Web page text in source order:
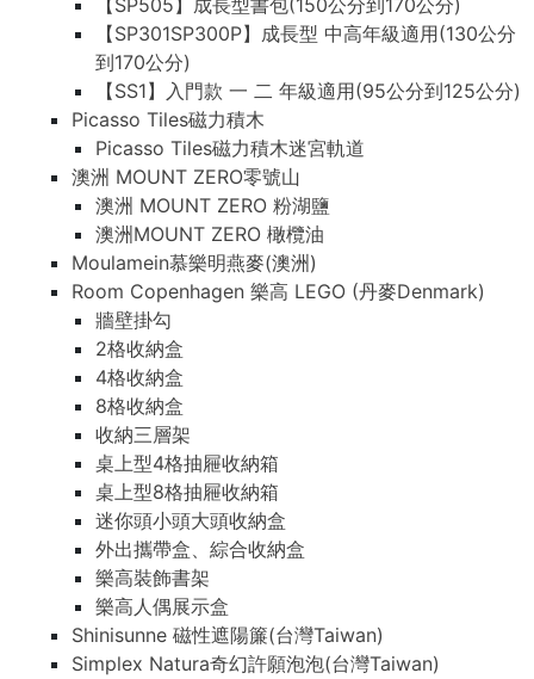
【SP505】成長型書包(150公分到170公分)
【SP301SP300P】成長型 中高年級適用(130公分
到170公分)
【SS1】入門款 一 二 年級適用(95公分到125公分)
Picasso Tiles磁力積木
Picasso Tiles磁力積木迷宮軌道
澳洲 MOUNT ZERO零號山
澳洲 MOUNT ZERO 粉湖鹽
澳洲MOUNT ZERO 橄欖油
Moulamein慕樂明燕麥(澳洲)
Room Copenhagen 樂高 LEGO (丹麥Denmark)
牆壁掛勾
2格收納盒
4格收納盒
8格收納盒
收納三層架
桌上型4格抽屜收納箱
桌上型8格抽屜收納箱
迷你頭小頭大頭收納盒
外出攜帶盒、綜合收納盒
樂高裝飾書架
樂高人偶展示盒
Shinisunne 磁性遮陽簾(台灣Taiwan)
Simplex Natura奇幻許願泡泡(台灣Taiwan)